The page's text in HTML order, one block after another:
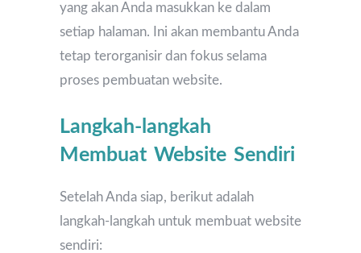
yang akan Anda masukkan ke dalam
setiap halaman. Ini akan membantu Anda
tetap terorganisir dan fokus selama
proses pembuatan website.
Langkah-langkah
Membuat Website Sendiri
Setelah Anda siap, berikut adalah
langkah-langkah untuk membuat website
sendiri: